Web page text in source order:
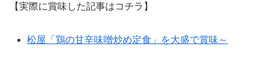
【実際に賞味した記事はコチラ】
松屋「鶏の甘辛味噌炒め定食」を大盛で賞味～